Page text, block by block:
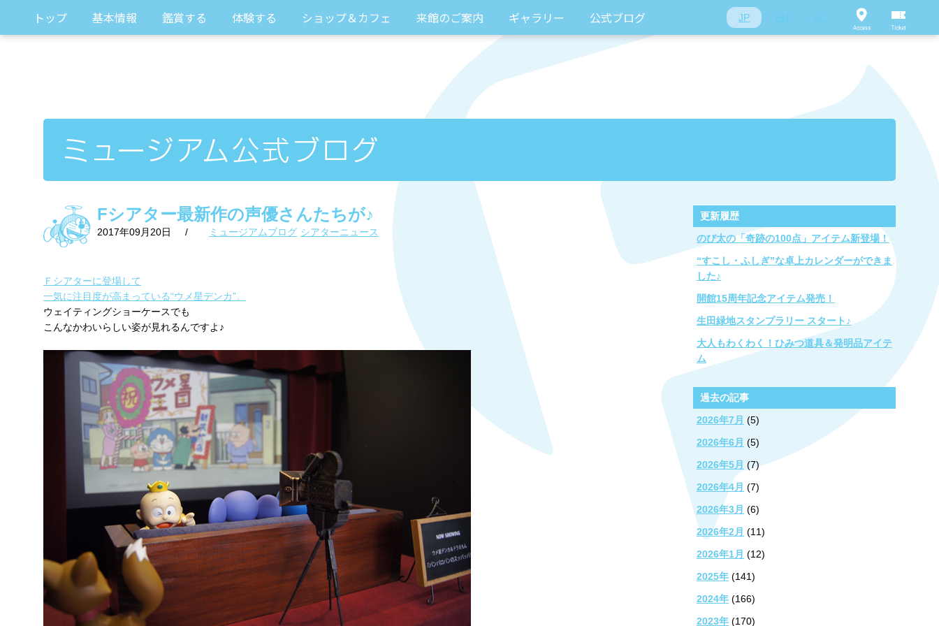
トップ 基本情報 鑑賞する 体験する ショップ＆カフェ 来館のご案内 ギャラリー 公式ブログ JP
Fシアター最新作の声優さんたちが♪
2017年09月20日 / ミュージアムブログ シアターニュース
Ｆシアターに登場して
一気に注目度が高まっている“ウメ星デンカ”。
ウェイティングショーケースでも
こんなかわいらしい姿が見れるんですよ♪
更新履歴
のび太の「奇跡の100点」アイテム新登場！
“すこし・ふしぎ”な卓上カレンダーができま
した♪
開館15周年記念アイテム発売！
生田緑地スタンプラリー スタート♪
大人もわくわく！ひみつ道具＆発明品アイテ
ム
過去の記事
2026年7月 (5)
2026年6月 (5)
2026年5月 (7)
2026年4月 (7)
2026年3月 (6)
2026年2月 (11)
2026年1月 (12)
2025年 (141)
2024年 (166)
2023年 (170)